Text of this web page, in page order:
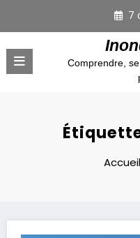
contenu
7
Comprendre,
Accueil